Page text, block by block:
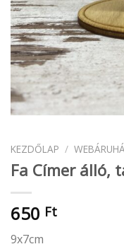
KEZDŐLAP /
Fa Címer álló,
650 Ft
9x7cm